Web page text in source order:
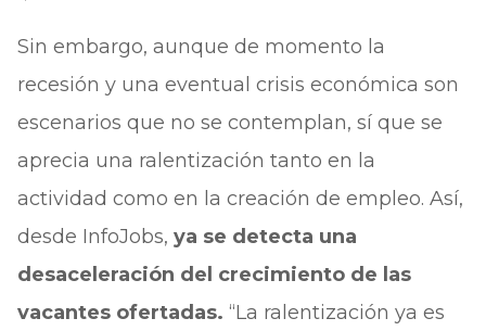
Sin embargo, aunque de momento la
recesión y una eventual crisis económica son
escenarios que no se contemplan, sí que se
aprecia una ralentización tanto en la
actividad como en la creación de empleo. Así,
desde InfoJobs, ya se detecta una
desaceleración del crecimiento de las
vacantes ofertadas. “La ralentización ya es